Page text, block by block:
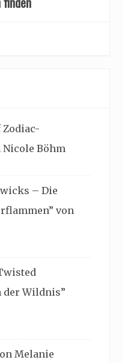
Zodiac-
Nicole Böhm
– Die
von
der Wildnis”
Melanie